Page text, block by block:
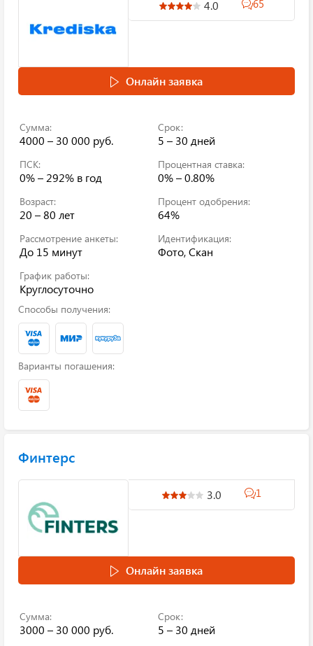
4.0 65
Онлайн заявка
Сумма:
4000 – 30 000 руб.
Срок:
5 – 30 дней
ПСК:
0% – 292% в год
Процентная ставка:
0% – 0.80%
Возраст:
20 – 80 лет
Процент одобрения:
64%
Рассмотрение анкеты:
До 15 минут
Идентификация:
Фото, Скан
График работы:
Круглосуточно
Способы получения:
Варианты погашения:
Финтерс
3.0 1
Онлайн заявка
Сумма:
3000 – 30 000 руб.
Срок:
5 – 30 дней